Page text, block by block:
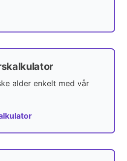
alder enkelt med vår